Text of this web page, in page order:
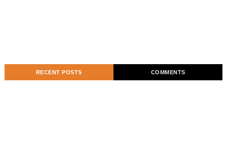
RECENT POSTS COMMENTS